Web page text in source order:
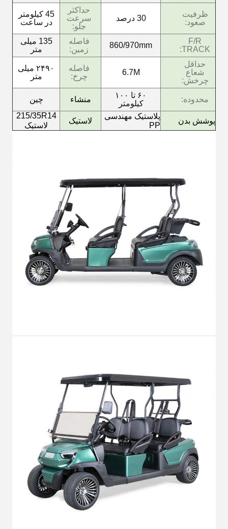
ظرفیت
صعود:
30 درصد
حداکثر
سرعت
جلو:
45 کیلومتر
در ساعت
F/R
TRACK:
860/970mm
فاصله
زمین:
135 میلی
متر
حداقل
شعاع
چرخش:
6.7M
فاصله
چرخ:
۲۴۹۰ میلی
متر
محدوده:
۶۰ تا ۱۰۰
کیلومتر
منشاء چین
پوشش بدن
پلاستیک مهندسی
PP
لاستیک
215/35R14
لاستیک